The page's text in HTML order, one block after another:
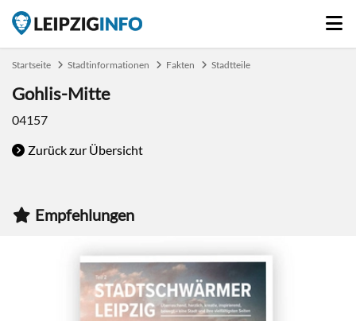
Startseite Stadtinformationen Fakten Stadtteile
Gohlis-Mitte
04157
Zurück zur Übersicht
Empfehlungen